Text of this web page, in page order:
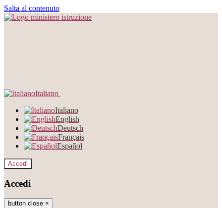
Salta al contenuto
Italiano
Italiano
English
Deutsch
Français
Español
Accedi
Accedi
button close ×